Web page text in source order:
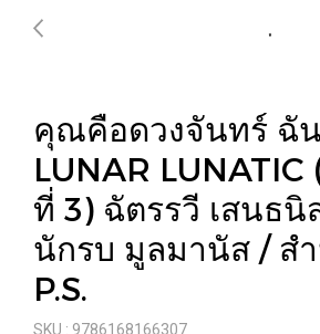
คุณคือดวงจันทร์ ฉั
LUNAR LUNATIC
ที่ 3) ฉัตรรวี เสนธนิ
นักรบ มูลมานัส / ส
P.S.
SKU : 9786168166307